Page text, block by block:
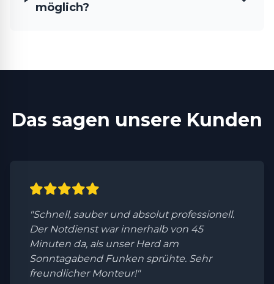
möglich?
Das sagen unsere Kunden
"Schnell, sauber und absolut professionell.
Der Notdienst war innerhalb von 45
Minuten da, als unser Herd am
Sonntagabend Funken sprühte. Sehr
freundlicher Monteur!"